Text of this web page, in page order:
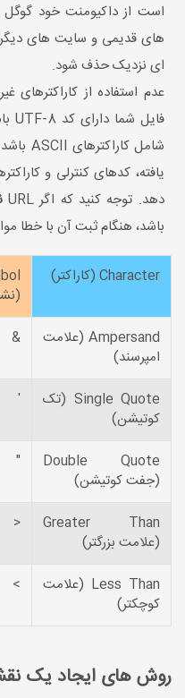
است از داکیومنت خود گوگل
های قدیمی و سایت های دیگر
ای نزدیک حذف شود.
عدم استفاده از کاراکتر‌های
فایل شما دارای کد UTF-8 باشد. در واقع
یافته، کد‌های کنترلی و
دهد. توجه کنید که اگر URL
باشد، هنگام ثبت آن با خطا
Character (کاراکتر)
Ampersand (علامت
امپرسند)
&
Single Quote (تک
کوتیشن)
'
Double Quote
(جفت کوتیشن)
"
Greater Than
(علامت بزرگتر)
<
Less Than (علامت
کوچکتر)
>
روش های ایجاد یک